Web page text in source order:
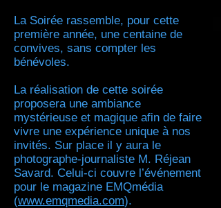
La Soirée rassemble, pour cette
première année, une centaine de
convives, sans compter les
bénévoles.
La réalisation de cette soirée
proposera une ambiance
mystérieuse et magique afin de faire
vivre une expérience unique à nos
invités. Sur place il y aura le
photographe-journaliste M. Réjean
Savard. Celui-ci couvre l’événement
pour le magazine EMQmédia
(www.emqmedia.com).